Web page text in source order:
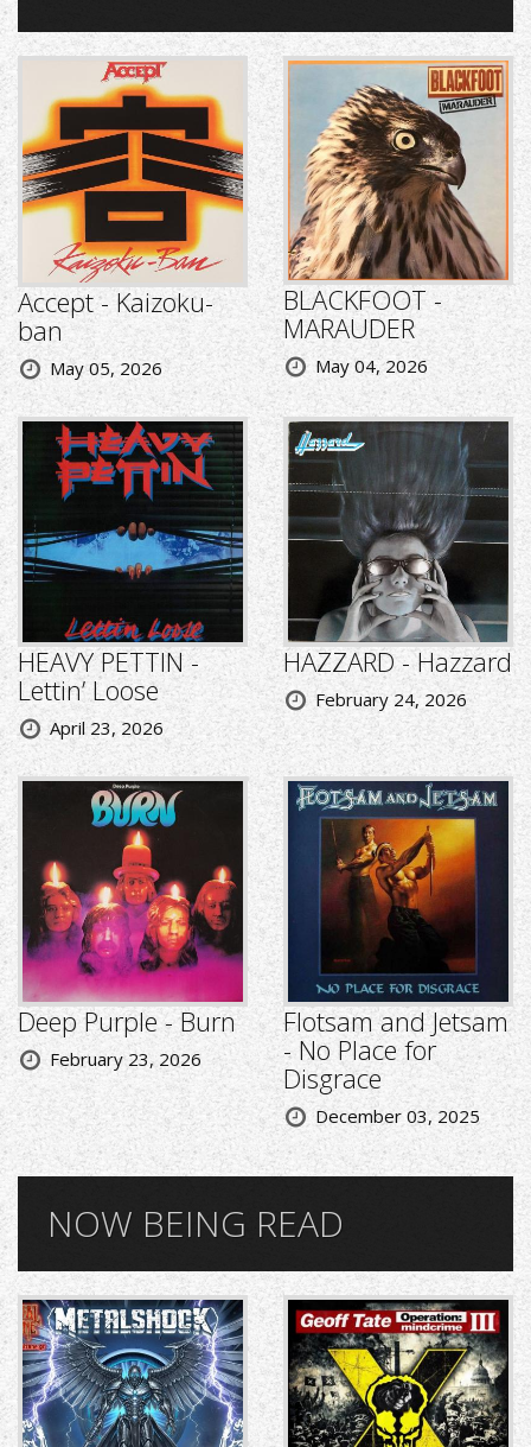
Accept - Kaizoku-
ban
May 05, 2026
BLACKFOOT -
MARAUDER
May 04, 2026
HEAVY PETTIN -
Lettin’ Loose
April 23, 2026
HAZZARD - Hazzard
February 24, 2026
Deep Purple - Burn
February 23, 2026
Flotsam and Jetsam
- No Place for
Disgrace
December 03, 2025
NOW BEING READ